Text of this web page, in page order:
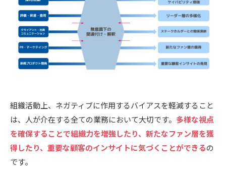
組織活動上、ネガティブに作用するバイアスを軽減すること
は、人が介在する全ての業務において大切です。 多様な視点
を確保することで組織力を増強したり、新たなファン層を獲
得したり、重要な顧客のインサイトに気づくことができるの
です。